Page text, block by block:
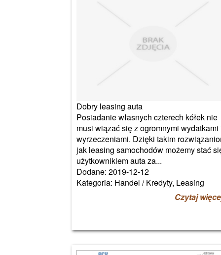
Dobry leasing auta
Posiadanie własnych czterech kółek nie
musi wiązać się z ogromnymi wydatkami
wyrzeczeniami. Dzięki takim
jak leasing samochodów możemy stać
użytkownikiem auta za...
Dodane: 2019-12-12
Kategoria: Handel / Kredyty, Leasing
Czytaj